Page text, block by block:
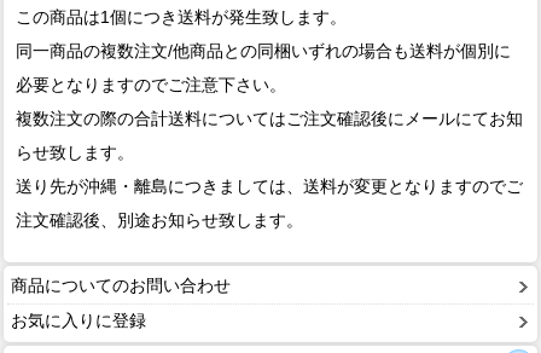
この商品は1個につき送料が発生致します。
同一商品の複数注文/他商品との同梱いずれの場合も送料が個別に
必要となりますのでご注意下さい。
複数注文の際の合計送料についてはご注文確認後にメールにてお知
らせ致します。
送り先が沖縄・離島につきましては、送料が変更となりますのでご
注文確認後、別途お知らせ致します。
商品についてのお問い合わせ
お気に入りに登録